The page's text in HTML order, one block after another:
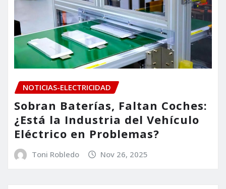
NOTICIAS-ELECTRICIDAD
Sobran Baterías, Faltan Coches:
¿Está la Industria del Vehículo
Eléctrico en Problemas?
Toni Robledo Nov 26, 2025